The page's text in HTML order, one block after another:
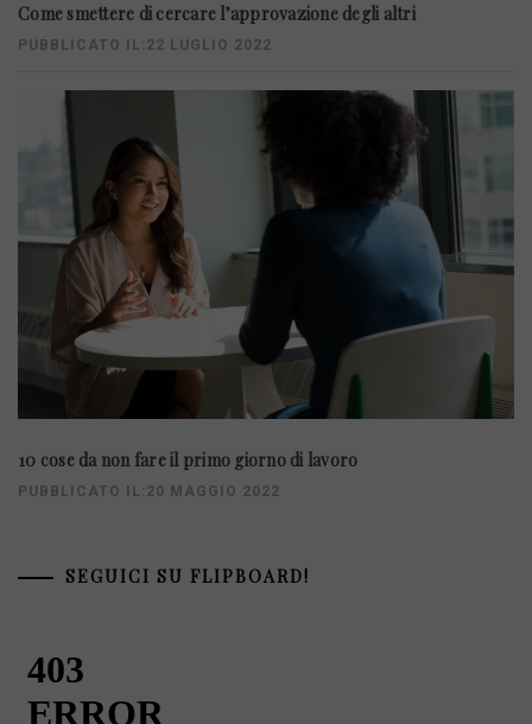
Come smettere di cercare l’approvazione degli altri
PUBBLICATO IL:22 LUGLIO 2022
10 cose da non fare il primo giorno di lavoro
PUBBLICATO IL:20 MAGGIO 2022
SEGUICI SU FLIPBOARD!